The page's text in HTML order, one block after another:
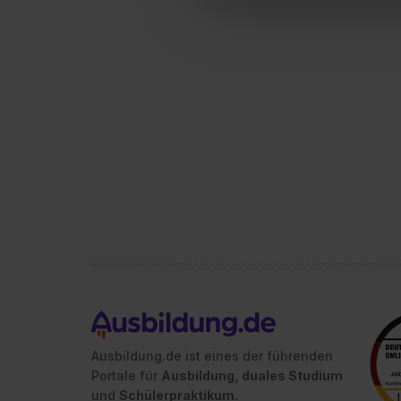
Verwendungszwecke
umfasst hierbei die
jederzeit mit Wirkung für
„Datenschutz-
Ausbildung.de ist eines der führenden
Portale für Ausbildung, duales Studium
und Schülerpraktikum.